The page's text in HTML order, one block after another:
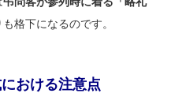
格下になるのです。
おける注意点